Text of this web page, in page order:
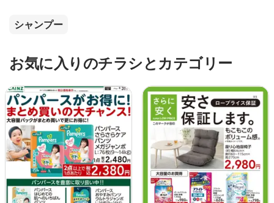
シャンプー
お気に入りのチラシとカテゴリー